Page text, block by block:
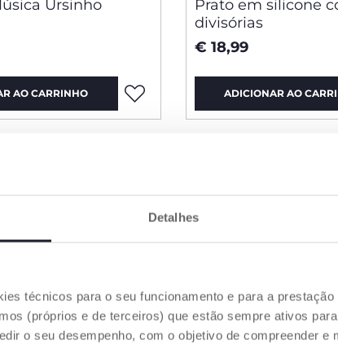
Detalhes
técnicos para o seu funcionamento e para a
(próprios e de terceiros) que estão sempre ativos
o seu desempenho, com o objetivo de compreender e
Ursinho
AO CARRINHO
Prato em silicone
divisórias
€ 18,99
ADICIONAR AO